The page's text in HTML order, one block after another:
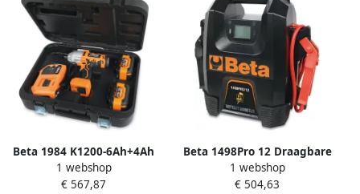
Beta 1984 K1200-6Ah+4Ah
Set + 4Ah Accu 20V
019840032
1 webshop
€ 567,87
Beta 1498Pro 12 Draagbare
Startbooster 12V 014980812
1 webshop
€ 504,63